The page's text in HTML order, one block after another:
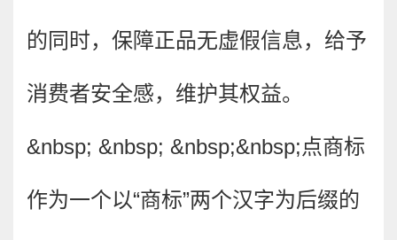
的同时，保障正品无虚假信息，给予
消费者安全感，维护其权益。
&nbsp; &nbsp; &nbsp;&nbsp;点商标
作为一个以“商标”两个汉字为后缀的